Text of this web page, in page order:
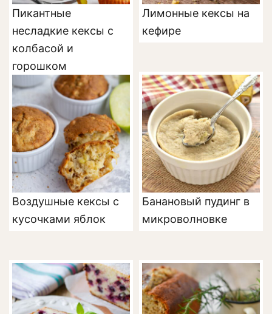
Пикантные
несладкие кексы с
колбасой и
горошком
Лимонные кексы на
кефире
Воздушные кексы с
кусочками яблок
Банановый пудинг в
микроволновке